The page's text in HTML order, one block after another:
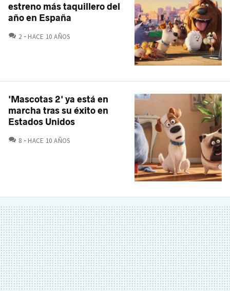
estreno más taquillero del
año en España
2 COMENTARIOS
HACE 10 AÑOS
'Mascotas 2' ya está en
marcha tras su éxito en
Estados Unidos
8 COMENTARIOS
HACE 10 AÑOS